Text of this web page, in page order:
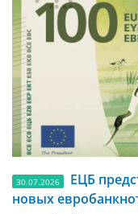
30.07.2026
ЕЦБ
новых